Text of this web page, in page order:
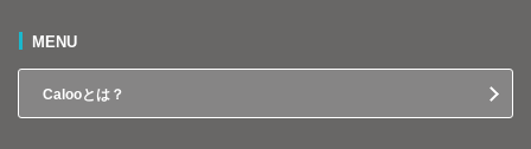
MENU
Calooとは？